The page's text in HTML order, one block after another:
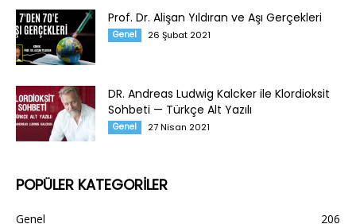
Prof. Dr. Alişan Yıldıran ve Aşı Gerçekleri
Genel 26 Şubat 2021
DR. Andreas Ludwig Kalcker ile Klordioksit
Sohbeti — Türkçe Alt Yazılı
Genel 27 Nisan 2021
POPÜLER KATEGORİLER
Genel 206